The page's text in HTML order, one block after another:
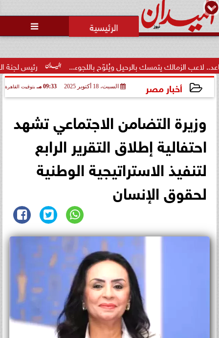

رئيس لجنة الحكام: الفراعنة يتمسك بالرحيل ويُلوّح باللجوء...
أخبار مصر السبت، 18 أكتوبر 2025 09:33 مـ بتوقيت القاهرة
وزيرة التضامن الاجتماعي تشهد
احتفالية إطلاق التقرير الرابع
لتنفيذ الاستراتيجية الوطنية
لحقوق الإنسان